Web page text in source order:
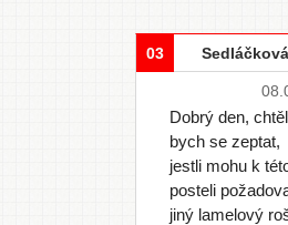
03
Dobrý den,
bych se zeptat,
jestli mohu k
posteli
jiný lamelový